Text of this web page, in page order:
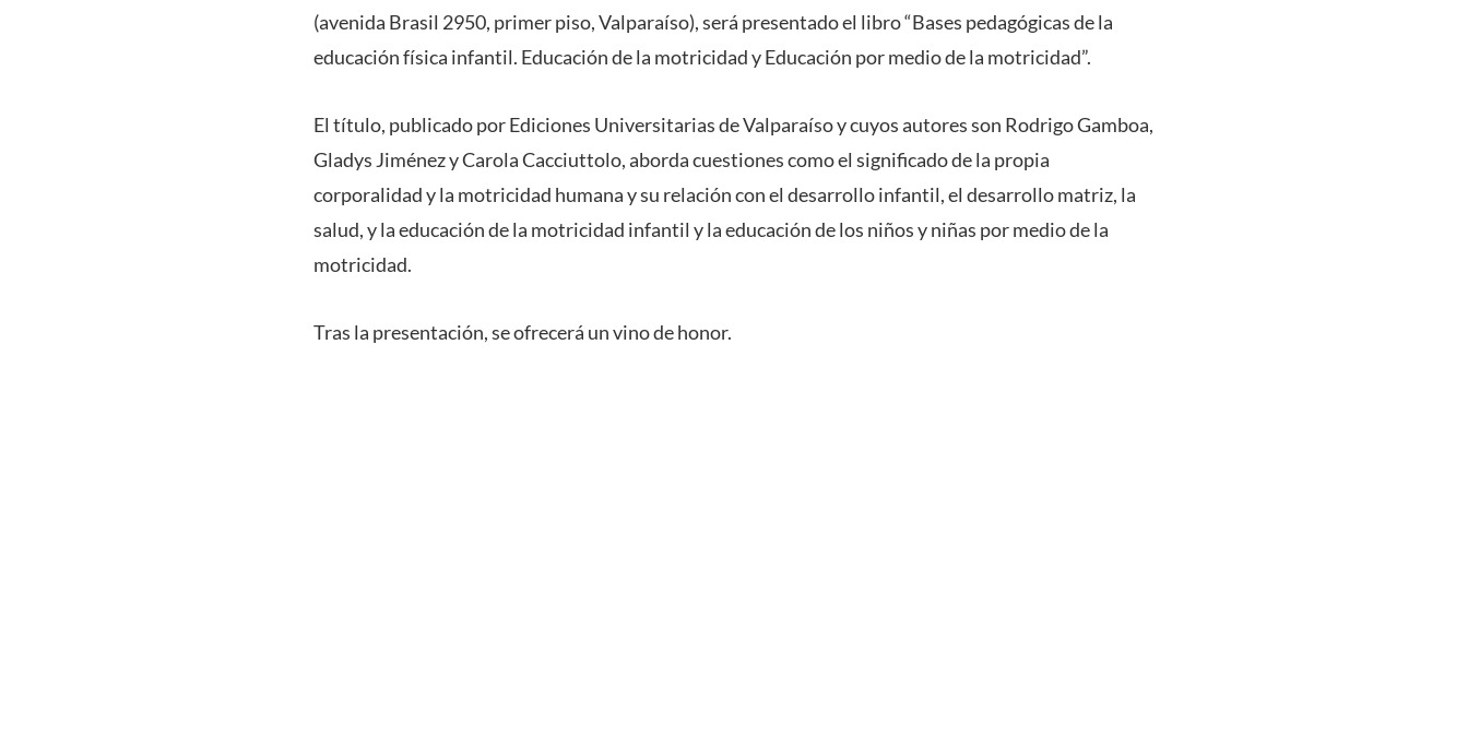
(avenida Brasil 2950, primer piso, Valparaíso), será presentado el libro “Bases pedagógicas de la
educación física infantil. Educación de la motricidad y Educación por medio de la motricidad”.
El título, publicado por Ediciones Universitarias de Valparaíso y cuyos autores son Rodrigo Gamboa,
Gladys Jiménez y Carola Cacciuttolo, aborda cuestiones como el significado de la propia
corporalidad y la motricidad humana y su relación con el desarrollo infantil, el desarrollo matriz, la
salud, y la educación de la motricidad infantil y la educación de los niños y niñas por medio de la
motricidad.
Tras la presentación, se ofrecerá un vino de honor.